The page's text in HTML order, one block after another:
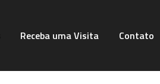
Receba uma Visita Contato